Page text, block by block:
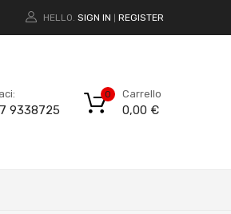
HELLO. SIGN IN REGISTER
9338725
Carrello
0,00 €
0